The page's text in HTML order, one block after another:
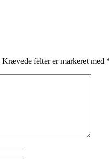
Krævede felter er markeret med